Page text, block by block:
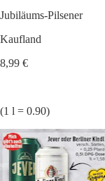
Jubiläums-Pilsener
Kaufland
8,99 €
(1 l = 0.90)